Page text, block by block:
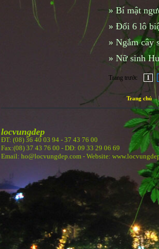
»Bí mật
» Đổi 6 lô
» Ngắm cây
» Nữ sinh
Trang trước 1
Trang chủ |
locvungdep
ĐT: (08) 36 40 03 94 - 37 43 76 00
Fax:(08) 37 43 76 00 - DĐ: 09 33 29 06 69
Email: ho@locvungdep.com - Website: